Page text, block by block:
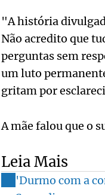
"A história
Não acredito que
perguntas sem
um luto
gritam por
A mãe falou que o
Leia Mais
'Durmo com a